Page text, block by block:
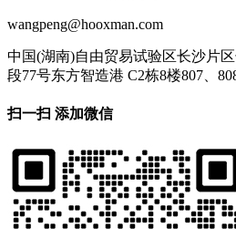
wangpeng@hooxman.com
中国(湖南)自由贸易试验区长沙片
段77号东方智造港 C2栋8楼807、
扫一扫 添加微信